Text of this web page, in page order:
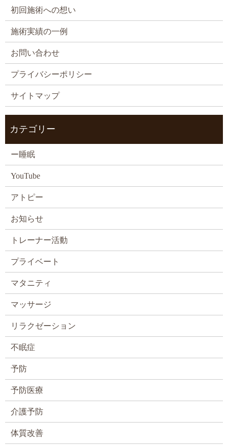
初回施術への想い
施術実績の一例
お問い合わせ
プライバシーポリシー
サイトマップ
カテゴリー
ー睡眠
YouTube
アトピー
お知らせ
トレーナー活動
プライベート
マタニティ
マッサージ
リラクゼーション
不眠症
予防
予防医療
介護予防
体質改善